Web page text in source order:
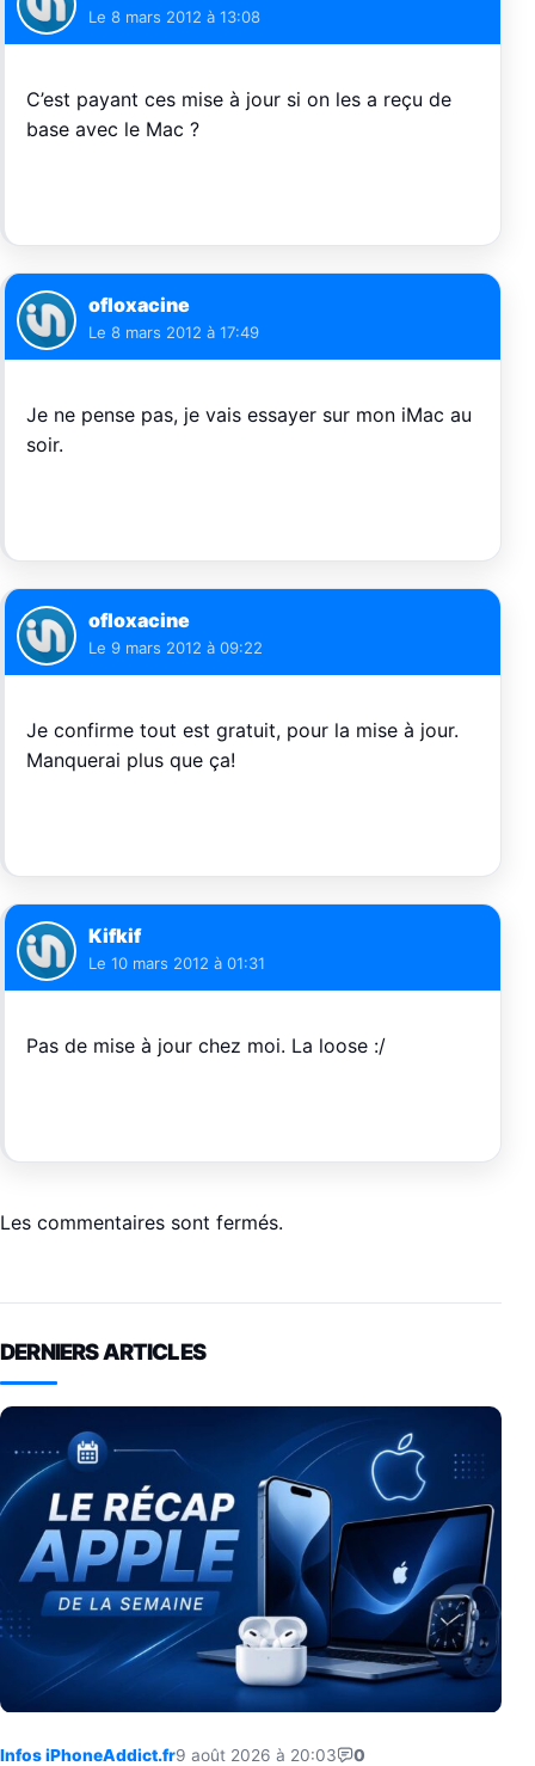
Le 8 mars 2012 à 13:08
C’est payant ces mise à jour si on les a reçu de
base avec le Mac ?
ofloxacine
Le 8 mars 2012 à 17:49
Je ne pense pas, je vais essayer sur mon iMac au
soir.
ofloxacine
Le 9 mars 2012 à 09:22
Je confirme tout est gratuit, pour la mise à jour.
Manquerai plus que ça!
Kifkif
Le 10 mars 2012 à 01:31
Pas de mise à jour chez moi. La loose :/
Les commentaires sont fermés.
DERNIERS ARTICLES
Infos iPhoneAddict.fr9 août 2026 à 20:03 0